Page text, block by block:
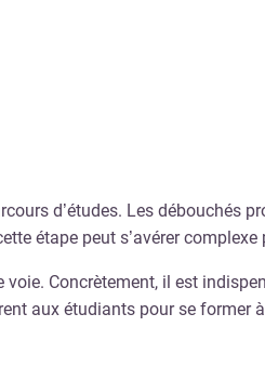
d’études. Les débouchés
étape peut s’avérer
Concrètement, il est
aux étudiants pour se former